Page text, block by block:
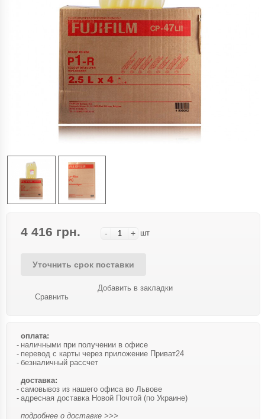
4 416 грн. - + шт
Уточнить срок поставки
Сравнить
Добавить в закладки
оплата:
наличными при получении в офисе
перевод с карты через приложение Приват24
безналичный рассчет
доставка:
самовывоз из нашего офиса во Львове
адресная доставка Новой Почтой (по Украине)
подробнее о доставке >>>